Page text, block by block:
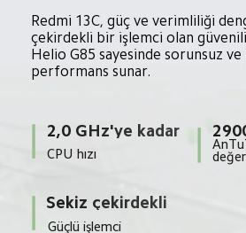
Redmi 13C, güç ve verimliliği
çekirdekli bir işlemci olan
Helio G85 sayesinde sorunsuz ve
performans sunar.
2,0 GHz'ye kadar
CPU hızı
Sekiz çekirdekli
Güçlü işlemci